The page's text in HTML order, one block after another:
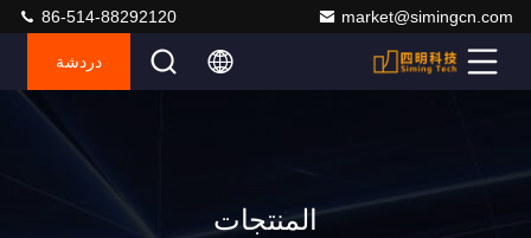
market@simingcn.com
86-514-88292120
دردشة
المنتجات